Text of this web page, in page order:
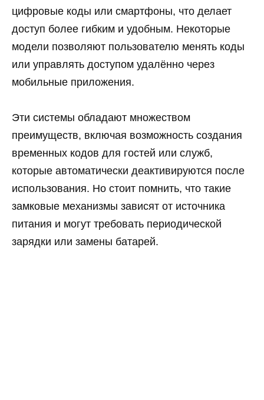
цифровые коды или смартфоны, что делает
доступ более гибким и удобным. Некоторые
модели позволяют пользователю менять коды
или управлять доступом удалённо через
мобильные приложения.
Эти системы обладают множеством
преимуществ, включая возможность создания
временных кодов для гостей или служб,
которые автоматически деактивируются после
использования. Но стоит помнить, что такие
замковые механизмы зависят от источника
питания и могут требовать периодической
зарядки или замены батарей.